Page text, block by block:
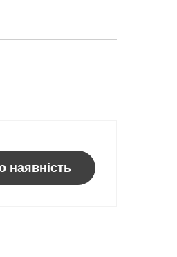
наявність